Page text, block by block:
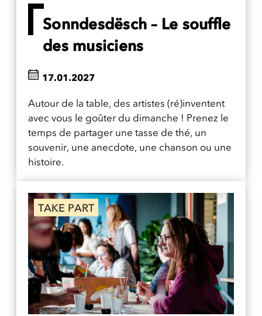
Sonndesdësch – Le souffle
des musiciens
Autour de la table, des artistes (ré)inventent
avec vous le goûter du dimanche ! Prenez le
temps de partager une tasse de thé, un
souvenir, une anecdote, une chanson ou une
histoire.
17.01.2027
TAKE PART